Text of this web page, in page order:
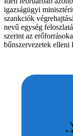
igazságügyi
szankciók
nevű egység
szerint az
bűnszervezetek